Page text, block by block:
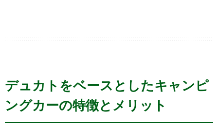
デュカトをベースとしたキャンピ
ングカーの特徴とメリット